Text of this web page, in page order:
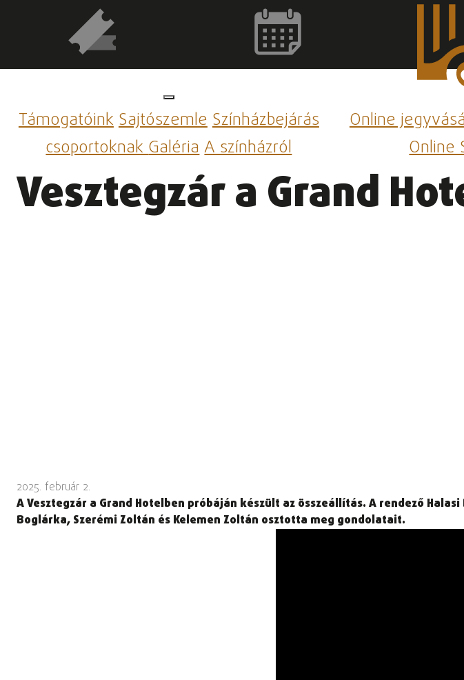
TámogatóinkSajtószemleSzínházbejárás
csoportoknakGalériaA színházról
Online
Online
Vesztegzár a Grand
2025. február 2.
A Vesztegzár a Grand Hotelben próbáján készült az összeállítás. A rendező
Boglárka, Szerémi Zoltán és Kelemen Zoltán osztotta meg gondolatait.